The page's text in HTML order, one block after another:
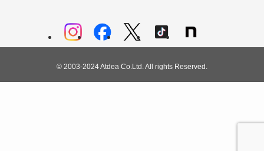
© 2003-2024 Atdea Co.Ltd. All rights Reserved.